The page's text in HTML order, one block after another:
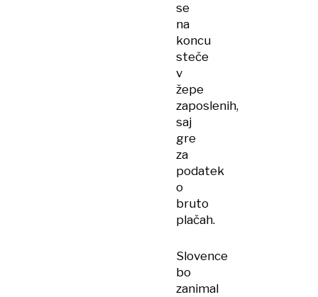
se
na
koncu
steče
v
žepe
zaposlenih,
saj
gre
za
podatek
o
bruto
plačah.
Slovence
bo
zanimal